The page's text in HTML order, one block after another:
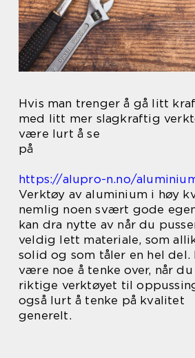
Hvis man trenger å gå litt
med litt mer slagkraftig
være lurt å se
på
https://alupro-n.no/
Verktøy av aluminium i høy
nemlig noen svært gode
kan dra nytte av når du
veldig lett materiale, som
solid og som tåler en hel del.
være noe å tenke over, når
riktige verktøyet til
også lurt å tenke på kvalitet
generelt.